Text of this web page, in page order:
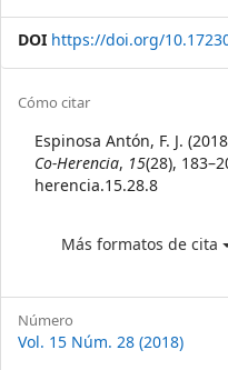
DOI https://doi.org/
Article
Details
Cómo citar
Espinosa Antón, F. J.
Co-Herencia, 15(28),
herencia.15.28.8
Más formatos de cita
Número
Vol. 15 Núm. 28 (2018)